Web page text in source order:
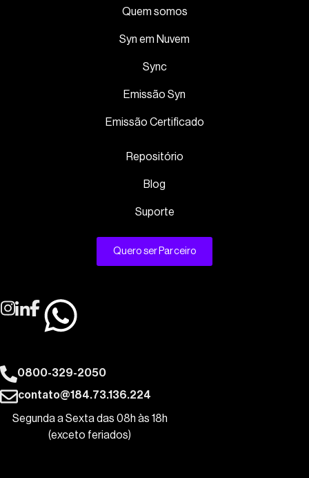
Quem somos
Syn em Nuvem
Sync
Emissão Syn
Emissão Certificado
Repositório
Blog
Suporte
Quero ser Parceiro
0800-329-2050
contato@184.73.136.224
Segunda a Sexta das 08h às 18h
(exceto feriados)